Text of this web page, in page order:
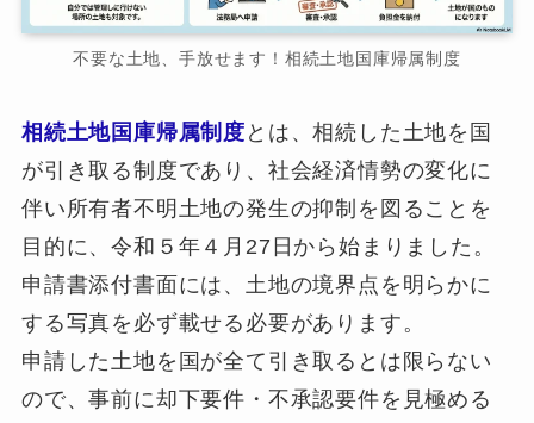
不要な土地、手放せます！相続土地国庫帰属制度
相続土地国庫帰属制度 とは、相続した土地を国
が引き取る制度であり、社会経済情勢の変化に
伴い所有者不明土地の発生の抑制を図ることを
目的に、令和５年４月27日から始まりました。
申請書添付書面には、土地の境界点を明らかに
する写真を必ず載せる必要があります。
申請した土地を国が全て引き取るとは限らない
ので、事前に却下要件・不承認要件を見極める